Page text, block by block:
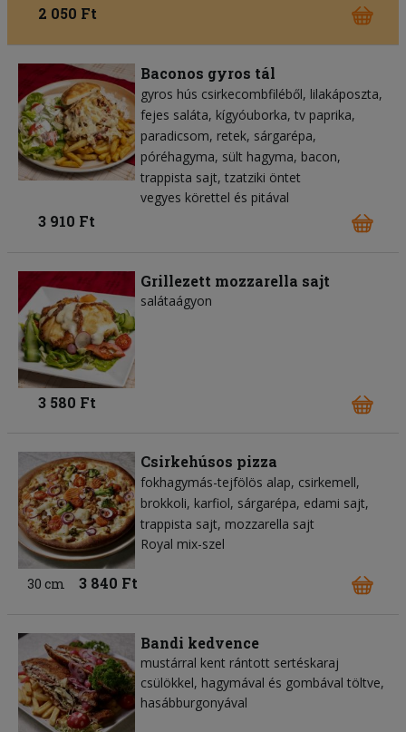
2 050 Ft
Baconos gyros tál
gyros hús csirkecombfiléből lilakáposzta
fejes saláta kígyóuborka tv paprika
paradicsom retek sárgarépa
póréhagyma sült hagyma bacon
trappista sajt tzatziki öntet
vegyes körettel és pitával
3 910 Ft
Grillezett mozzarella sajt
salátaágyon
3 580 Ft
Csirkehúsos pizza
fokhagymás-tejfölös alap csirkemell
brokkoli karfiol sárgarépa edami sajt
trappista sajt mozzarella sajt
Royal mix-szel
30 cm 3 840 Ft
Bandi kedvence
mustárral kent rántott sertéskaraj
csülökkel, hagymával és gombával töltve,
hasábburgonyával